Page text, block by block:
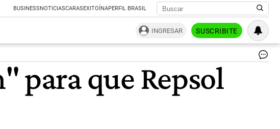
BUSINESSNOTICIASCARASEXITOÍNAPERFIL BRASIL
INGRESAR SUSCRIBITE
para que Repsol